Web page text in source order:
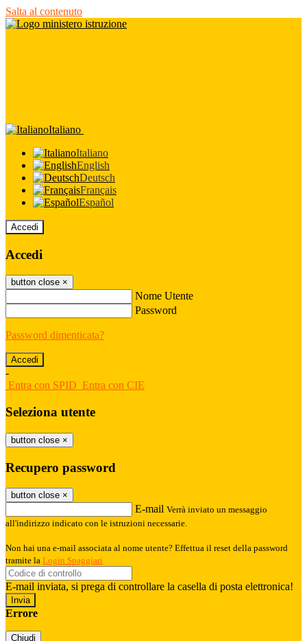
Salta al contenuto
Italiano
Italiano
English
Deutsch
Français
Español
Accedi
Accedi
button close ×
Nome Utente
Password
Password dimenticata?
-
Entra con SPID Entra con CIE
Seleziona utente
button close ×
Recupero password
button close ×
E-mail Verrà inviato un messaggio
all'indirizzo indicato con le istruzioni necessarie.
Non hai una e-mail associata al nome utente? Effettua il reset della password
tramite la Login Spaggiari
E-mail inviata, si prega di controllare la casella di posta elettronica!
Errore
Chiudi